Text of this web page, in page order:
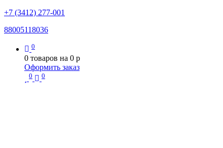
+7 (3412) 277-001
88005118036
0
0 товаров на 0 p
Оформить заказ
0 0